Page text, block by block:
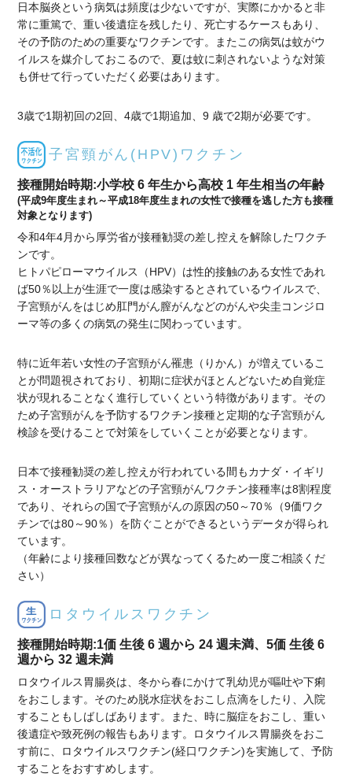
日本脳炎という病気は頻度は少ないですが、実際にかかると非
常に重篤で、重い後遺症を残したり、死亡するケースもあり、
その予防のための重要なワクチンです。またこの病気は蚊がウ
イルスを媒介しておこるので、夏は蚊に刺されないような対策
も併せて行っていただく必要はあります。
3歳で1期初回の2回、4歳で1期追加、9 歳で2期が必要です。
子宮頸がん(HPV)ワクチン
接種開始時期:小学校 6 年生から高校 1 年生相当の年齢
(平成9年度生まれ～平成18年度生まれの女性で接種を逃した方も接種
対象となります)
令和4年4月から厚労省が接種勧奨の差し控えを解除したワクチ
ンです。
ヒトパピローマウイルス（HPV）は性的接触のある女性であれ
ば50％以上が生涯で一度は感染するとされているウイルスで、
子宮頸がんをはじめ肛門がん膣がんなどのがんや尖圭コンジロ
ーマ等の多くの病気の発生に関わっています。
特に近年若い女性の子宮頸がん罹患（りかん）が増えているこ
とが問題視されており、初期に症状がほとんどないため自覚症
状が現れることなく進行していくという特徴があります。その
ため子宮頸がんを予防するワクチン接種と定期的な子宮頸がん
検診を受けることで対策をしていくことが必要となります。
日本で接種勧奨の差し控えが行われている間もカナダ・イギリ
ス・オーストラリアなどの子宮頸がんワクチン接種率は8割程度
であり、それらの国で子宮頸がんの原因の50～70％（9価ワク
チンでは80～90％）を防ぐことができるというデータが得られ
ています。
（年齢により接種回数などが異なってくるため一度ご相談くだ
さい）
ロタウイルスワクチン
接種開始時期:1価 生後 6 週から 24 週未満、5価 生後 6
週から 32 週未満
ロタウイルス胃腸炎は、冬から春にかけて乳幼児が嘔吐や下痢
をおこします。そのため脱水症状をおこし点滴をしたり、入院
することもしばしばあります。また、時に脳症をおこし、重い
後遺症や致死例の報告もあります。ロタウイルス胃腸炎をおこ
す前に、ロタウイルスワクチン(経口ワクチン)を実施して、予防
することをおすすめします。